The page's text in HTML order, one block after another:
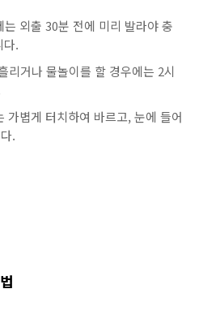
는 외출 30분 전에 미리 발라야 충
다.
리거나 물놀이를 할 경우에는 2시
가볍게 터치하여 바르고, 눈에 들어
.